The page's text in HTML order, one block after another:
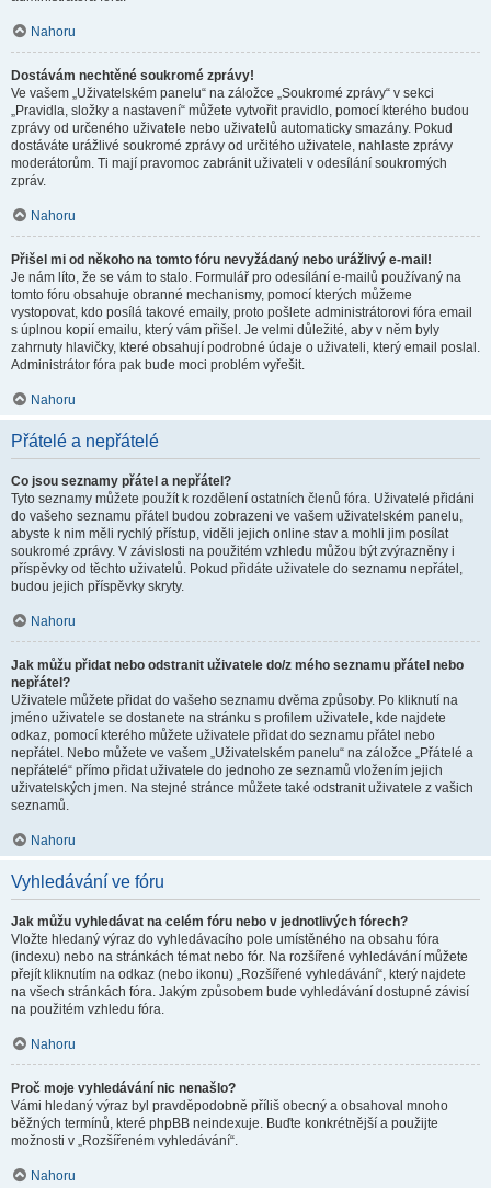
Nahoru
Dostávám nechtěné soukromé zprávy!
Ve vašem „Uživatelském panelu“ na záložce „Soukromé zprávy“ v sekci
„Pravidla, složky a nastavení“ můžete vytvořit pravidlo, pomocí kterého budou
zprávy od určeného uživatele nebo uživatelů automaticky smazány. Pokud
dostáváte urážlivé soukromé zprávy od určitého uživatele, nahlaste zprávy
moderátorům. Ti mají pravomoc zabránit uživateli v odesílání soukromých
zpráv.
Nahoru
Přišel mi od někoho na tomto fóru nevyžádaný nebo urážlivý e-mail!
Je nám líto, že se vám to stalo. Formulář pro odesílání e-mailů používaný na
tomto fóru obsahuje obranné mechanismy, pomocí kterých můžeme
vystopovat, kdo posílá takové emaily, proto pošlete administrátorovi fóra email
s úplnou kopií emailu, který vám přišel. Je velmi důležité, aby v něm byly
zahrnuty hlavičky, které obsahují podrobné údaje o uživateli, který email poslal.
Administrátor fóra pak bude moci problém vyřešit.
Nahoru
Přátelé a nepřátelé
Co jsou seznamy přátel a nepřátel?
Tyto seznamy můžete použít k rozdělení ostatních členů fóra. Uživatelé přidáni
do vašeho seznamu přátel budou zobrazeni ve vašem uživatelském panelu,
abyste k nim měli rychlý přístup, viděli jejich online stav a mohli jim posílat
soukromé zprávy. V závislosti na použitém vzhledu můžou být zvýrazněny i
příspěvky od těchto uživatelů. Pokud přidáte uživatele do seznamu nepřátel,
budou jejich příspěvky skryty.
Nahoru
Jak můžu přidat nebo odstranit uživatele do/z mého seznamu přátel nebo
nepřátel?
Uživatele můžete přidat do vašeho seznamu dvěma způsoby. Po kliknutí na
jméno uživatele se dostanete na stránku s profilem uživatele, kde najdete
odkaz, pomocí kterého můžete uživatele přidat do seznamu přátel nebo
nepřátel. Nebo můžete ve vašem „Uživatelském panelu“ na záložce „Přátelé a
nepřátelé“ přímo přidat uživatele do jednoho ze seznamů vložením jejich
uživatelských jmen. Na stejné stránce můžete také odstranit uživatele z vašich
seznamů.
Nahoru
Vyhledávání ve fóru
Jak můžu vyhledávat na celém fóru nebo v jednotlivých fórech?
Vložte hledaný výraz do vyhledávacího pole umístěného na obsahu fóra
(indexu) nebo na stránkách témat nebo fór. Na rozšířené vyhledávání můžete
přejít kliknutím na odkaz (nebo ikonu) „Rozšířené vyhledávání“, který najdete
na všech stránkách fóra. Jakým způsobem bude vyhledávání dostupné závisí
na použitém vzhledu fóra.
Nahoru
Proč moje vyhledávání nic nenašlo?
Vámi hledaný výraz byl pravděpodobně příliš obecný a obsahoval mnoho
běžných termínů, které phpBB neindexuje. Buďte konkrétnější a použijte
možnosti v „Rozšířeném vyhledávání“.
Nahoru